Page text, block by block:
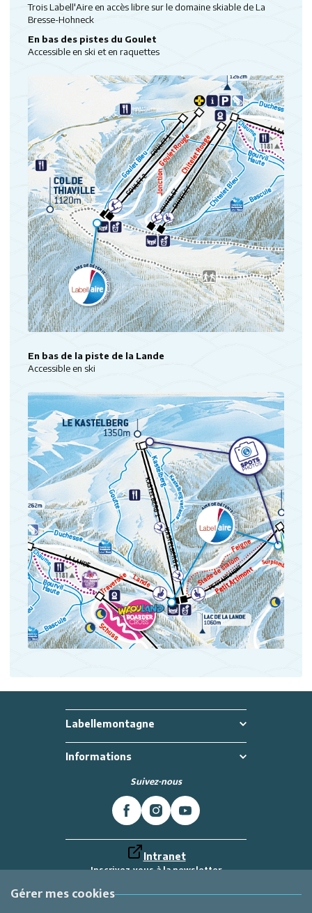
Trois Labell'Aire en accès libre sur le domaine skiable de La
Bresse-Hohneck
En bas des pistes du Goulet
Accessible en ski et en raquettes
En bas de la piste de la Lande
Accessible en ski
Labellemontagne
Informations
Suivez-nous
Intranet
Inscrivez-vous à la newsletter
Labellemontagne
Gérer mes cookies